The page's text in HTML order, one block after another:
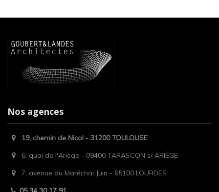
Nos agences
19, chemin de Nicol - 31200 TOULOUSE
6, quai de l'Ariège - 09400 TARASCON s/ ARIÈGE
7, avenue du Maréchal Juin - 65100 LOURDES